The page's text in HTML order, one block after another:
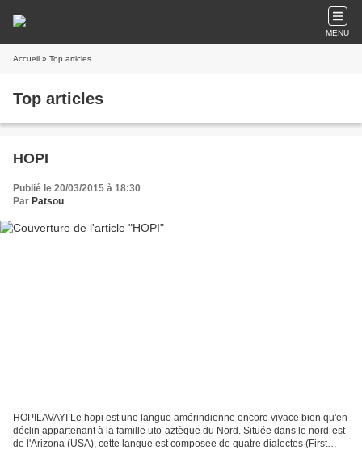
MENU
Accueil » Top articles
Top articles
HOPI
Publié le 20/03/2015 à 18:30
Par Patsou
HOPILAVAYI Le hopi est une langue amérindienne encore vivace bien qu'en
déclin appartenant à la famille uto-aztèque du Nord. Située dans le nord-est
de l'Arizona (USA), cette langue est composée de quatre dialectes (First